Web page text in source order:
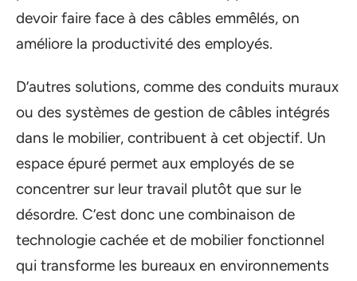
devoir faire face à des câbles emmêlés, on
améliore la productivité des employés.
D’autres solutions, comme des conduits muraux
ou des systèmes de gestion de câbles intégrés
dans le mobilier, contribuent à cet objectif. Un
espace épuré permet aux employés de se
concentrer sur leur travail plutôt que sur le
désordre. C’est donc une combinaison de
technologie cachée et de mobilier fonctionnel
qui transforme les bureaux en environnements